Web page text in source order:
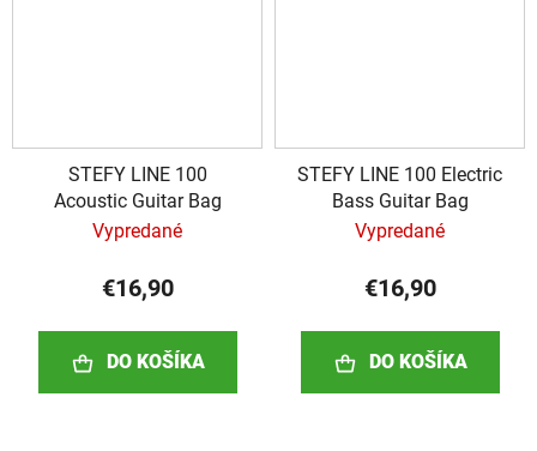
STEFY LINE 100
Acoustic Guitar Bag
Vypredané
€16,90
DO KOŠÍKA
STEFY LINE 100 Electric
Bass Guitar Bag
Vypredané
€16,90
DO KOŠÍKA